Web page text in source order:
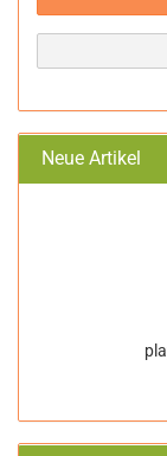
Neue Artikel